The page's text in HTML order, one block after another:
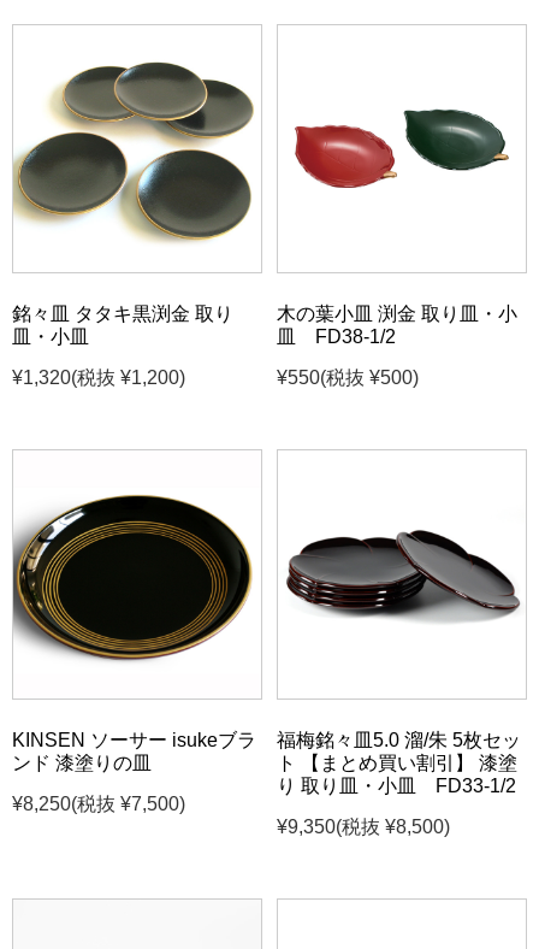
銘々皿 タタキ黒渕金 取り
皿・小皿
¥1,320(税抜 ¥1,200)
木の葉小皿 渕金 取り皿・小
皿 FD38-1/2
¥550(税抜 ¥500)
KINSEN ソーサー isukeブラ
ンド 漆塗りの皿
¥8,250(税抜 ¥7,500)
福梅銘々皿5.0 溜/朱 5枚セッ
ト 【まとめ買い割引】 漆塗
り 取り皿・小皿 FD33-1/2
¥9,350(税抜 ¥8,500)